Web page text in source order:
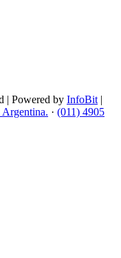
| Powered by InfoBit |
· (011) 4905